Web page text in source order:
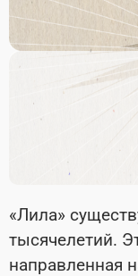
«Лила»
тысячелетий.
направленная